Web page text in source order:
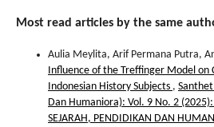
Most read articles by the same
Aulia Meylita, Arif Permana Putra,
Influence of the Treffinger Model on
Indonesian History Subjects ,
Dan Humaniora): Vol. 9 No. 2 (2025):
SEJARAH, PENDIDIKAN DAN